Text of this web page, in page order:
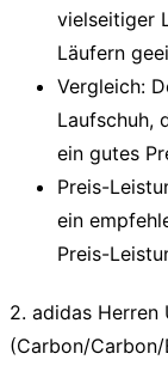
vielseitiger
Läufern
Vergleich:
Laufschuh,
ein gutes
Preis-
ein
Preis-
2. adidas Herren
(Carbon/Carbon/